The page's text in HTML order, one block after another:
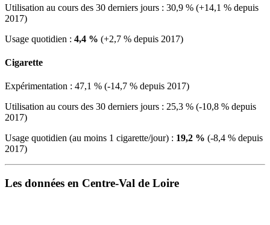
Utilisation au cours des 30 derniers jours : 30,9 % (+14,1 % depuis
2017)
Usage quotidien : 4,4 % (+2,7 % depuis 2017)
Cigarette
Expérimentation : 47,1 % (-14,7 % depuis 2017)
Utilisation au cours des 30 derniers jours : 25,3 % (-10,8 % depuis
2017)
Usage quotidien (au moins 1 cigarette/jour) : 19,2 % (-8,4 % depuis
2017)
Les données en Centre-Val de Loire